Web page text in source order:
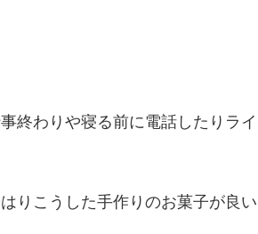
終わりや寝る前に電話したりライ
りこうした手作りのお菓子が良い